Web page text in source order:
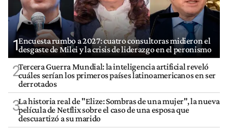
1Encuesta rumbo a 2027: cuatro consultoras midieron el
desgaste de Milei y la crisis de liderazgo en el peronismo
2Tercera Guerra Mundial: la inteligencia artificial reveló
cuáles serían los primeros países latinoamericanos en ser
derrotados
3La historia real de "Elize: Sombras de una mujer", la nueva
película de Netflix sobre el caso de una esposa que
descuartizó a su marido